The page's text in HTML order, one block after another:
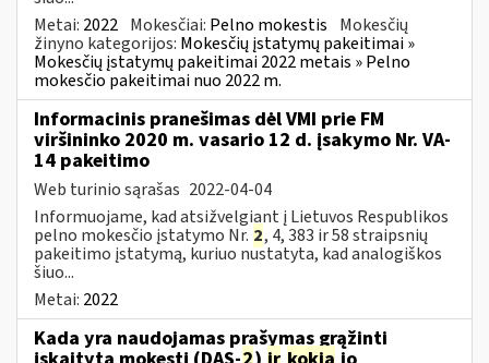
Metai: 2022 Mokesčiai: Pelno mokestis Mokesčių
žinyno kategorijos: Mokesčių įstatymų pakeitimai »
Mokesčių įstatymų pakeitimai 2022 metais » Pelno
mokesčio pakeitimai nuo 2022 m.
Informacinis pranešimas dėl VMI prie FM
viršininko 2020 m. vasario 12 d. įsakymo Nr. VA-
14 pakeitimo
Web turinio sąrašas 2022-04-04
Informuojame, kad atsižvelgiant į Lietuvos Respublikos
pelno mokesčio įstatymo Nr. 2, 4, 383 ir 58 straipsnių
pakeitimo įstatymą, kuriuo nustatyta, kad analogiškos
šiuo...
Metai: 2022
Kada yra naudojamas prašymas grąžinti